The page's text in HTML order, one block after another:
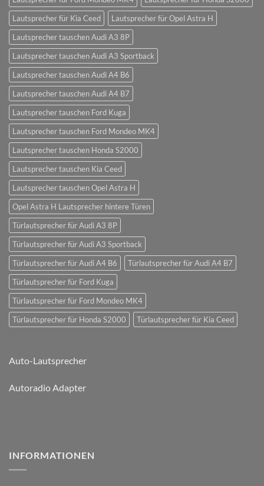
Lautsprecher für Kia Ceed
Lautsprecher für Opel Astra H
Lautsprecher tauschen Audi A3 8P
Lautsprecher tauschen Audi A3 Sportback
Lautsprecher tauschen Audi A4 B6
Lautsprecher tauschen Audi A4 B7
Lautsprecher tauschen Ford Kuga
Lautsprecher tauschen Ford Mondeo MK4
Lautsprecher tauschen Honda S2000
Lautsprecher tauschen Kia Ceed
Lautsprecher tauschen Opel Astra H
Opel Astra H Lautsprecher hintere Türen
Türlautsprecher für Audi A3 8P
Türlautsprecher für Audi A3 Sportback
Türlautsprecher für Audi A4 B6
Türlautsprecher für Audi A4 B7
Türlautsprecher für Ford Kuga
Türlautsprecher für Ford Mondeo MK4
Türlautsprecher für Honda S2000
Türlautsprecher für Kia Ceed
Auto-Lautsprecher
Autoradio Adapter
INFORMATIONEN